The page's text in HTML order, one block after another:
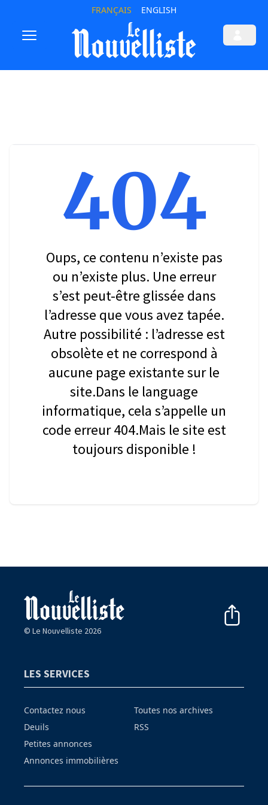
FRANÇAIS ENGLISH
404
Oups, ce contenu n’existe pas
ou n’existe plus. Une erreur
s’est peut-être glissée dans
l’adresse que vous avez tapée.
Autre possibilité : l’adresse est
obsolète et ne correspond à
aucune page existante sur le
site.Dans le language
informatique, cela s’appelle un
code erreur 404.Mais le site est
toujours disponible !
© Le Nouvelliste 2026
LES SERVICES
Contactez nous
Deuils
Petites annonces
Annonces immobilières
Toutes nos archives
RSS